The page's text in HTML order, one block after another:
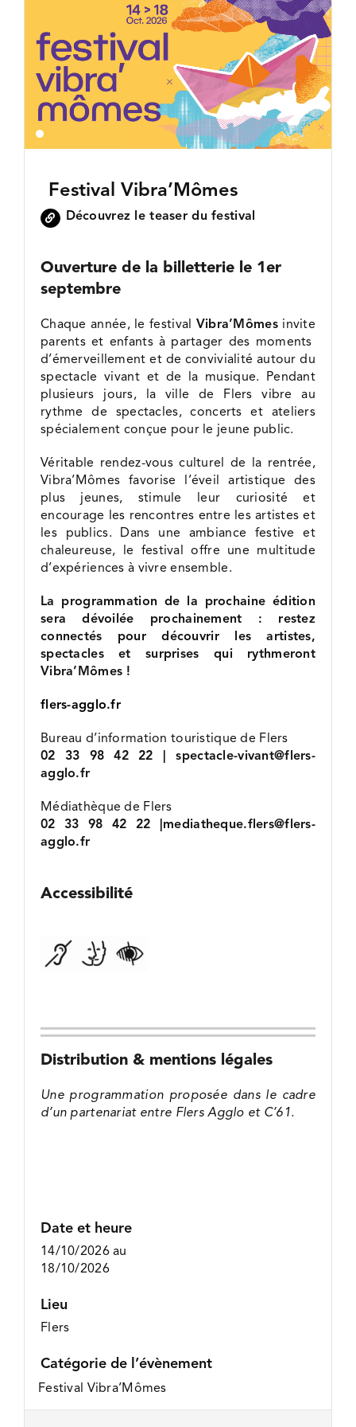
FDAC EXPOSITIONS
QUI SOMMES-NOUS ?
agrandie
Festival Vibra’Mômes
Découvrez le teaser du festival
Ouverture de la billetterie le 1er
septembre
Chaque année, le festival Vibra’Mômesinvite
parents et enfants à partager des moments
d’émerveillement et de convivialité autour du
spectacle vivant et de la musique. Pendant
plusieurs jours, la ville de Flers vibre au
rythme de spectacles, concerts et ateliers
spécialement conçue pour le jeune public.
Véritable rendez-vous culturel de la rentrée,
Vibra’Mômes favorise l’éveil artistique des
plus jeunes, stimule leur curiosité et
encourage les rencontres entre les artistes et
les publics. Dans une ambiance festive et
chaleureuse, le festival offre une multitude
d’expériences à vivre ensemble.
La programmation de la prochaine édition
sera dévoilée prochainement : restez
connectés pour découvrir les artistes,
spectacles et surprises qui rythmeront
Vibra’Mômes !
flers-agglo.fr
Bureau d’information touristique de Flers
02 33 98 42 22 | spectacle-vivant@flers-
agglo.fr
Médiathèque de Flers
02 33 98 42 22 |mediatheque.flers@flers-
agglo.fr
Accessibilité
Distribution & mentions légales
Une programmation proposée dans le cadre
d’un partenariat entre Flers Agglo et C’61.
Date et heure
14/10/2026au
18/10/2026
Lieu
Flers
Catégorie de l’évènement
Festival Vibra’Mômes